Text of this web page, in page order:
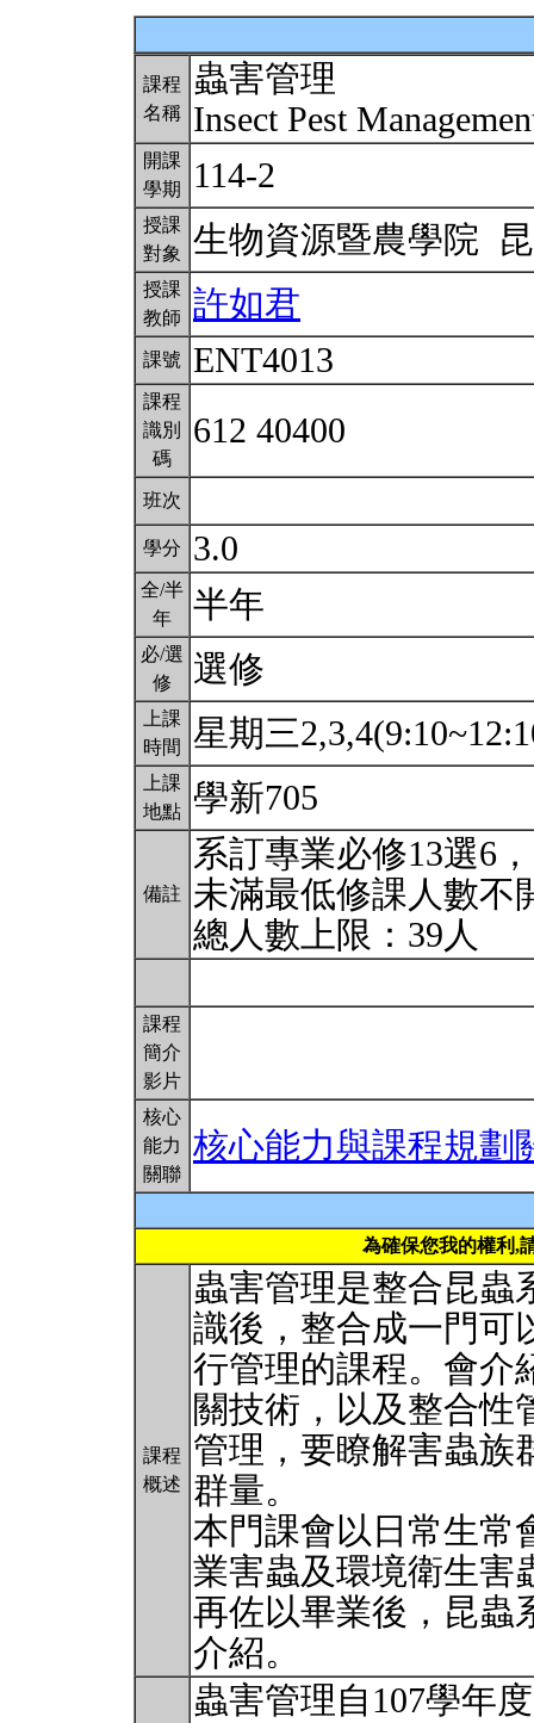
課程
名稱
蟲害管理
Insect Pest
開課
學期
114-2
授課
對象
生物資源暨農學院
授課
教師
許如君
課號 ENT4013
課程
識別
碼
612 40400
班次
學分 3.0
全/半
年
半年
必/選
修
選修
上課
時間
星期三
上課
地點
學新705
備註
系訂專業必修13選6
未滿最低修課人數不
總人數上限：39人
課程
簡介
影片
核心
能力
關聯
核心能力與課程規劃
為確保您我的權利,
課程
概述
蟲害管理是整合昆蟲
識後，整合成一門可
行管理的課程。會介
關技術，以及整合性
管理，要瞭解害蟲族
群量。
本門課會以日常生常
業害蟲及環境衛生害
再佐以畢業後，昆蟲
介紹。
蟲害管理自107學年